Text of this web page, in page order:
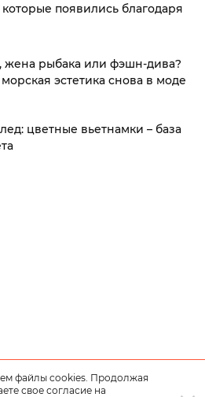
появились благодаря
жена рыбака или фэшн-дива?
эстетика снова в моде
цветные вьетнамки – база
файлы cookies. Продолжая
свое согласие на